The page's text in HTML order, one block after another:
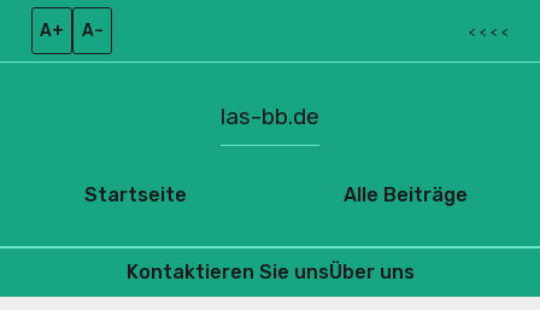
A+ A– < < < <
Startseite
las-bb.de
Alle Beiträge
Kontaktieren Sie unsÜber uns